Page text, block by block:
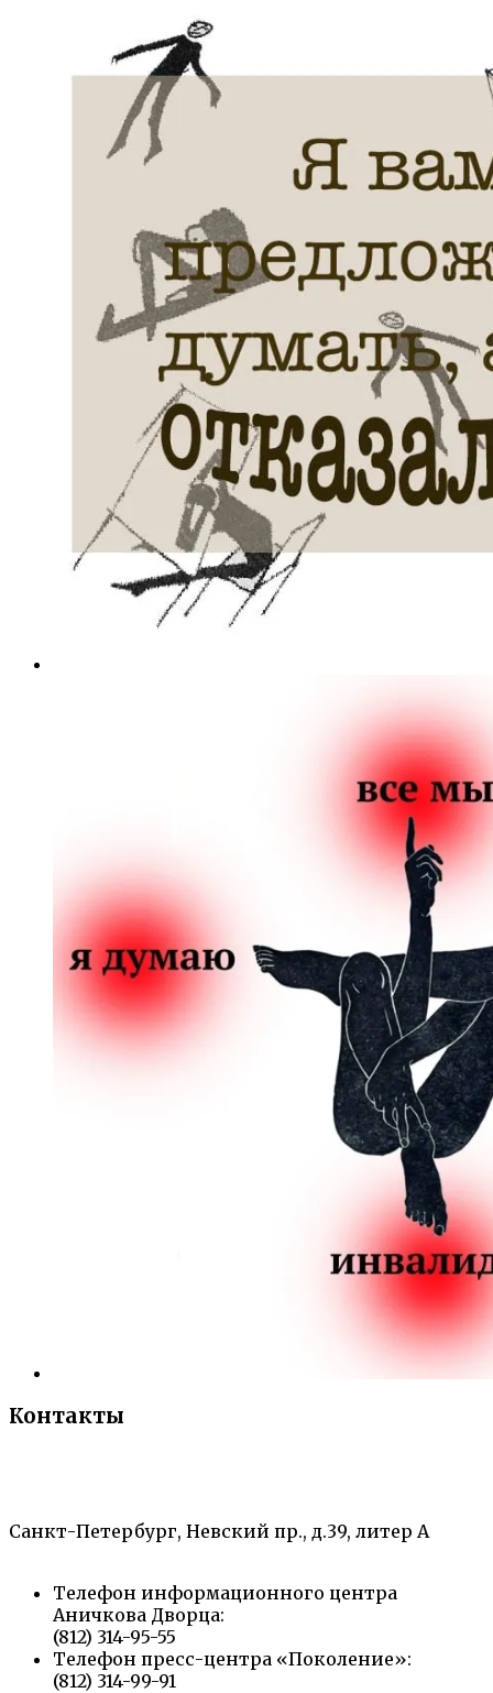
Контакты
Санкт-Петербург, Невский пр., д.39, литер А
Телефон информационного центра
Аничкова Дворца:
(812) 314-95-55
Телефон пресс-центра «Поколение»:
(812) 314-99-91